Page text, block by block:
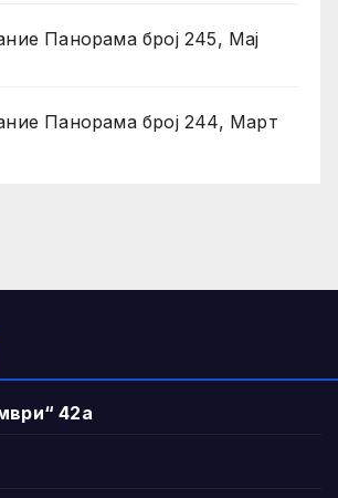
Панорама број 245, Мај
Панорама број 244, Март
42а